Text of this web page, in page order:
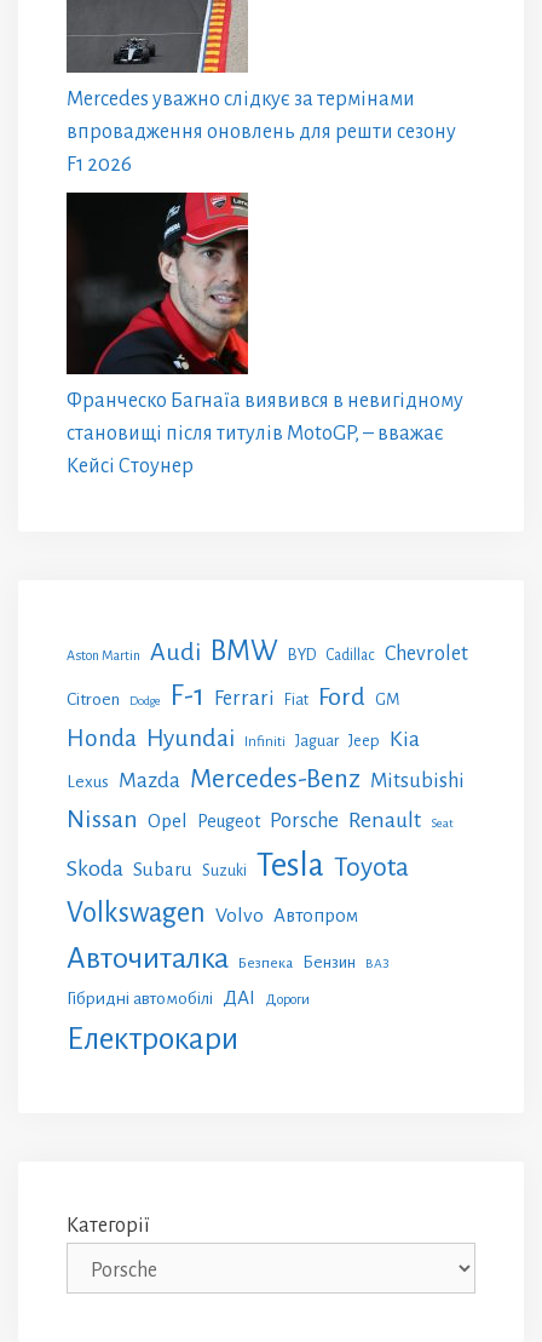
Mercedes уважно слідкує за термінами
впровадження оновлень для решти сезону
F1 2026
Франческо Багнаїа виявився в невигідному
становищі після титулів MotoGP, – вважає
Кейсі Стоунер
Aston Martin Audi BMW BYD Cadillac Chevrolet
Citroen Dodge F-1 Ferrari Fiat Ford GM
Honda Hyundai Infiniti Jaguar Jeep Kia
Lexus Mazda Mercedes-Benz Mitsubishi
Nissan Opel Peugeot Porsche Renault Seat
Skoda Subaru Suzuki Tesla Toyota
Volkswagen Volvo Автопром
Авточиталка Безпека Бензин ВАЗ
Гібридні автомобілі ДАІ Дороги
Електрокари
Категорії